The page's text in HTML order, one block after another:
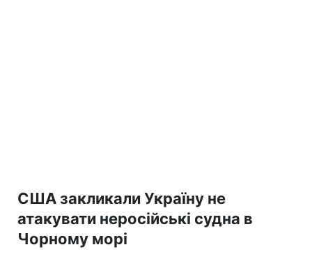
США закликали Україну не
атакувати неросійські судна в
Чорному морі